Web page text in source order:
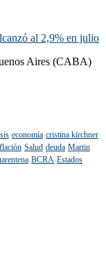
al 2,9% en julio
Aires (CABA)
economía cristina kirchner
Salud deuda Martin
BCRA Estados